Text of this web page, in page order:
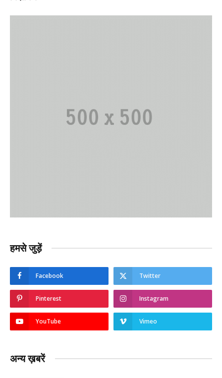
हमसे जुड़ें
Facebook Twitter
Pinterest Instagram
YouTube Vimeo
अन्य ख़बरें